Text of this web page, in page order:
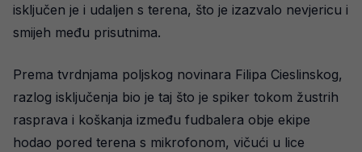
isključen je i udaljen s terena, što je izazvalo nevjericu i
smijeh među prisutnima.
Prema tvrdnjama poljskog novinara Filipa Cieslinskog,
razlog isključenja bio je taj što je spiker tokom žustrih
rasprava i koškanja između fudbalera obje ekipe
hodao pored terena s mikrofonom, vičući u lice